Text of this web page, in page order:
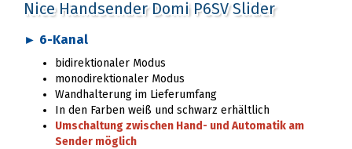
Nice Handsender Domi P6SV Slider
► 6-Kanal
bidirektionaler Modus
monodirektionaler Modus
Wandhalterung im Lieferumfang
In den Farben weiß und schwarz erhältlich
Umschaltung zwischen Hand- und Automatik am
Sender möglich